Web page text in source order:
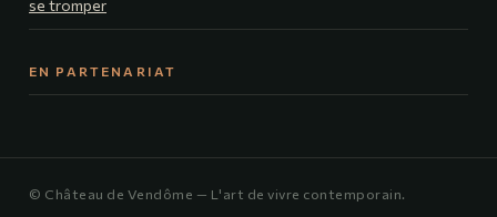
se tromper
EN PARTENARIAT
© Château de Vendôme — L'art de vivre contemporain.